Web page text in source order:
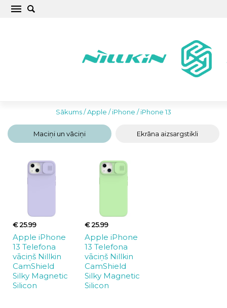
Sākums/Apple /iPhone /iPhone 13
Maciņi un vāciņi Ekrāna aizsargstikli
€ 25.99
Apple iPhone
13 Telefona
vāciņš Nillkin
CamShield
Silky Magnetic
Silicon
€ 25.99
Apple iPhone
13 Telefona
vāciņš Nillkin
CamShield
Silky Magnetic
Silicon